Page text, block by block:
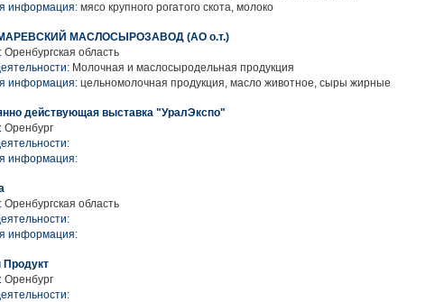
информация: мясо крупного рогатого скота, молоко
МАСЛОСЫРОЗАВОД (АО о.т.)
Оренбургская область
Молочная и маслосыродельная продукция
информация: цельномолочная продукция, масло животное, сыры жирные
действующая выставка "УралЭкспо"
Оренбург
информация:
Оренбургская область
информация:
Продукт
Оренбург